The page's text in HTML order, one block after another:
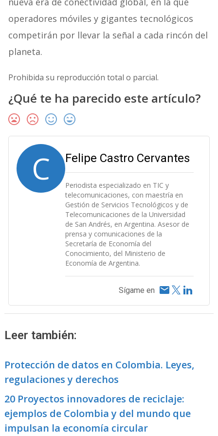
operadores móviles y gigantes tecnológicos
competirán por llevar la señal a cada rincón del
planeta.
Prohibida su reproducción total o parcial.
¿Qué te ha parecido este artículo?
C Felipe Castro Cervantes
Periodista especializado en TIC y
telecomunicaciones, con maestría en
Gestión de Servicios Tecnológicos y de
Telecomunicaciones de la Universidad
de San Andrés, en Argentina. Asesor de
prensa y comunicaciones de la
Secretaría de Economía del
Conocimiento, del Ministerio de
Economía de Argentina.
Sígame en
Leer también:
Protección de datos en Colombia. Leyes,
regulaciones y derechos
20 Proyectos innovadores de reciclaje:
ejemplos de Colombia y del mundo que
impulsan la economía circular